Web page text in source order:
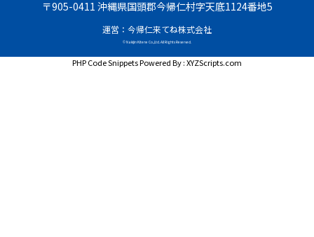
〒905-0411 沖縄県国頭郡今帰仁村字天底1124番地5
運営：今帰仁来てね株式会社
© Nakijin Kitene Co.,Ltd. All Rights Reserved.
PHP Code SnippetsPowered By :XYZScripts.com